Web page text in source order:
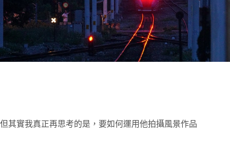
但其實我真正再思考的是，要如何運用他拍攝風景作品